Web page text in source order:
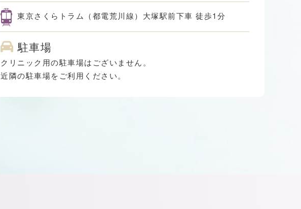
東京さくらトラム（都電荒川線）大塚駅前下車 徒歩1分
駐車場
クリニック用の駐車場はございません。
近隣の駐車場をご利用ください。